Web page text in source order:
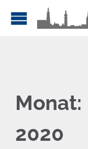
Monat:
2020